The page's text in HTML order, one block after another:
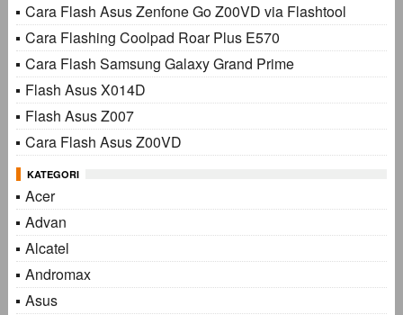
Cara Flash Asus Zenfone Go Z00VD via Flashtool
Cara Flashing Coolpad Roar Plus E570
Cara Flash Samsung Galaxy Grand Prime
Flash Asus X014D
Flash Asus Z007
Cara Flash Asus Z00VD
KATEGORI
Acer
Advan
Alcatel
Andromax
Asus